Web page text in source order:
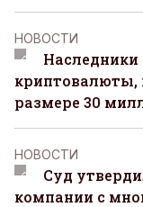
НОВОСТИ
криптовалюты,
размере 30
НОВОСТИ
Суд
компании с